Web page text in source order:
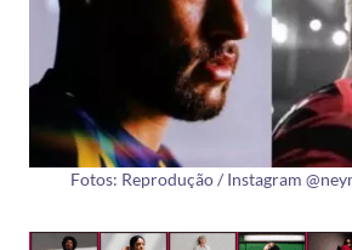
Fotos: Reprodução / Instagram